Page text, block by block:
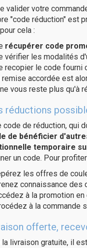
valider votre
"code réduction" est
cela :
récupérer code
vérifier les modalités
recopier le code fourni
remise accordée est
vous reste plus qu'à
réductions
code de réduction, qui
de bénéficier
temporaire
un code. Pour
les offres de
connaissance
à la promotion
à la commande
offerte,
la livraison gratuite, il